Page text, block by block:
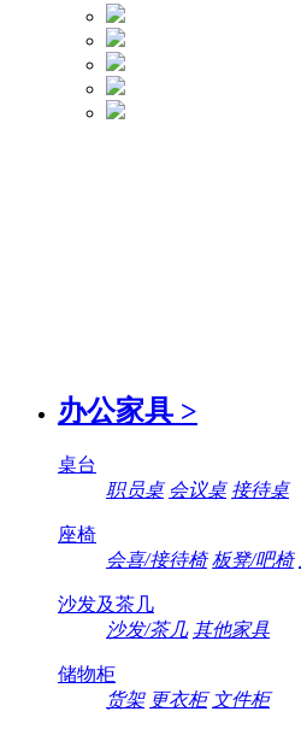
办公家具 >
桌台
职员桌 会议桌 接待桌
座椅
会喜/接待椅 板凳/吧椅
沙发及茶几
沙发/茶几 其他家具
储物柜
货架 更衣柜 文件柜